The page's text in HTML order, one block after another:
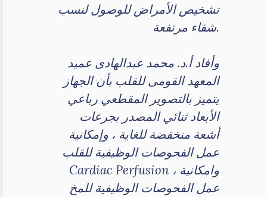
تشخيص الأمراض للوصول لنسب
شفاء مرتفعة.
وأفاد أ.د. محمد عبدالهادى عميد
المعهد القومى للقلب بأن الجهاز
يتميز بالتصوير المقطعي رباعي
الأبعاد ثنائي المصدر بجرعات
أشعة منخفضة للغاية ، وإمكانية
عمل الفحوصات الوظيفية للقلب
Cardiac Perfusion ، وامكانية
عمل الفحوصات الوظيفية للمخ